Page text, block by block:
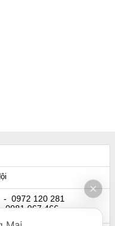
- 0972 120 281
067 466